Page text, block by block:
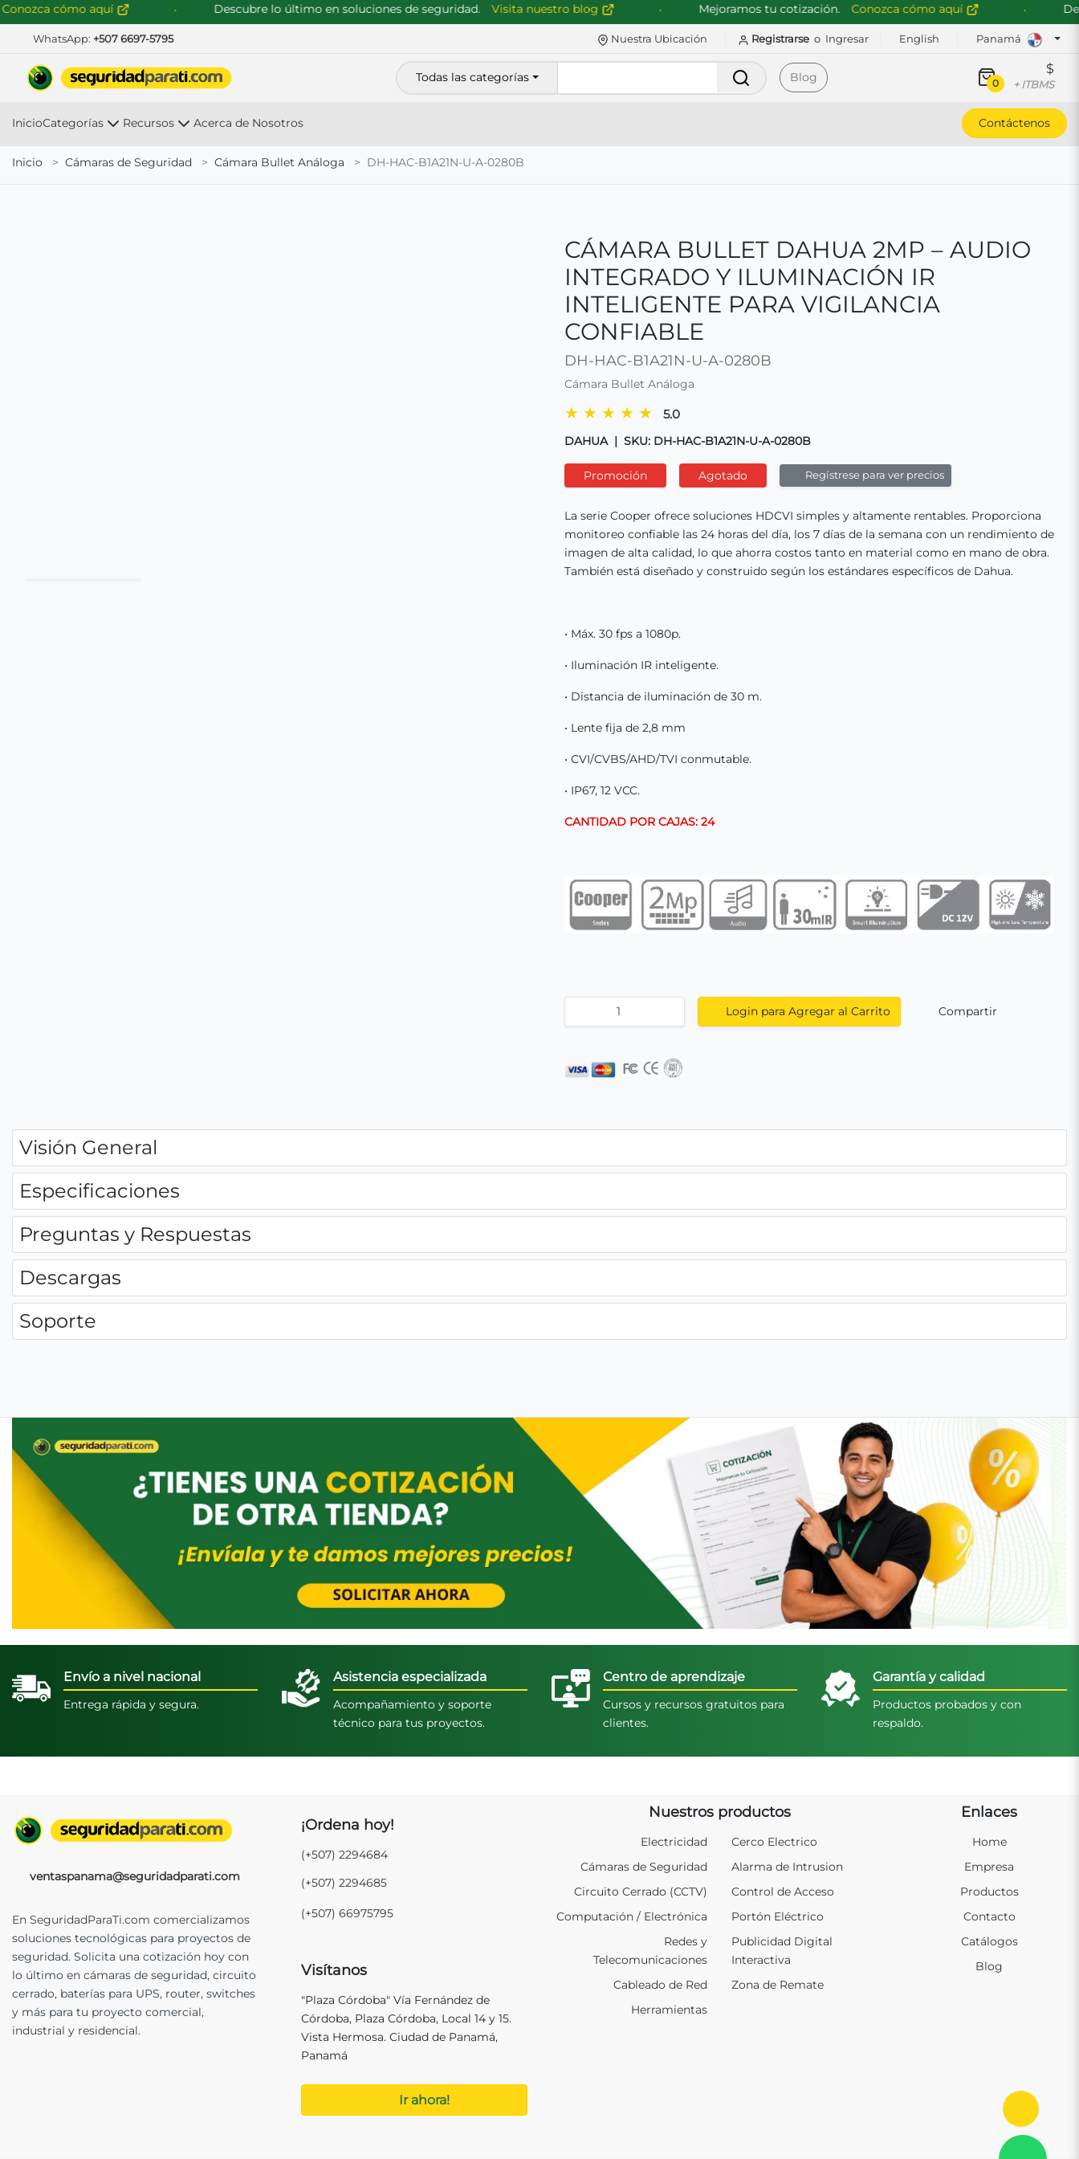
Mejoramos tu cotización. Conozca cómo aquí
cómo aquí Descubre lo último en soluciones de seguridad. Visita nuestro blog
WhatsApp: +507 6697-5795 Nuestra Ubicación Registrarse o Ingresar English Panamá
Todas las categorías Buscar Blog 0
$
+ ITBMS
InicioCategorías Recursos Acerca de Nosotros Contáctenos
Inicio Cámaras de Seguridad Cámara Bullet Análoga DH-HAC-B1A21N-U-A-0280B
CÁMARA BULLET DAHUA 2MP – AUDIO
INTEGRADO Y ILUMINACIÓN IR
INTELIGENTE PARA VIGILANCIA
CONFIABLE
DH-HAC-B1A21N-U-A-0280B
Cámara Bullet Análoga
★ ★ ★ ★ ★ 5.0
DAHUA | SKU: DH-HAC-B1A21N-U-A-0280B
Promoción Agotado Regístrese para ver precios
La serie Cooper ofrece soluciones HDCVI simples y altamente rentables. Proporciona
monitoreo confiable las 24 horas del día, los 7 días de la semana con un rendimiento de
imagen de alta calidad, lo que ahorra costos tanto en material como en mano de obra.
También está diseñado y construido según los estándares específicos de Dahua.
• Máx. 30 fps a 1080p.
• Iluminación IR inteligente.
• Distancia de iluminación de 30 m.
• Lente fija de 2,8 mm
• CVI/CVBS/AHD/TVI conmutable.
• IP67, 12 VCC.
CANTIDAD POR CAJAS: 24
Login para Agregar al Carrito Compartir
Visión General
Especificaciones
Preguntas y Respuestas
Descargas
Soporte
Ir al
Envío a nivel nacional
Entrega rápida y segura.
Asistencia especializada
Acompañamiento y soporte
técnico para tus proyectos.
Centro de aprendizaje
Cursos y recursos gratuitos para
clientes.
Garantía y calidad
Productos probados y con
respaldo.
ventaspanama@seguridadparati.com
En SeguridadParaTi.com comercializamos
soluciones tecnológicas para proyectos de
seguridad. Solicita una cotización hoy con
lo último en cámaras de seguridad, circuito
cerrado, baterías para UPS, router, switches
y más para tu proyecto comercial,
industrial y residencial.
¡Ordena hoy!
(+507) 2294684
(+507) 2294685
(+507) 66975795
Visítanos
"Plaza Córdoba" Vía Fernández de
Córdoba, Plaza Córdoba, Local 14 y 15.
Vista Hermosa. Ciudad de Panamá,
Panamá
Ir ahora!
Nuestros productos
Electricidad
Cámaras de Seguridad
Circuito Cerrado (CCTV)
Computación / Electrónica
Redes y
Telecomunicaciones
Cableado de Red
Herramientas
Cerco Electrico
Alarma de Intrusion
Control de Acceso
Portón Eléctrico
Publicidad Digital
Interactiva
Zona de Remate
Enlaces
Home
Empresa
Productos
Contacto
Catálogos
Blog